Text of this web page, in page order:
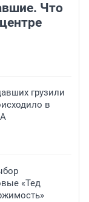
Что
грузили
в
«Тед